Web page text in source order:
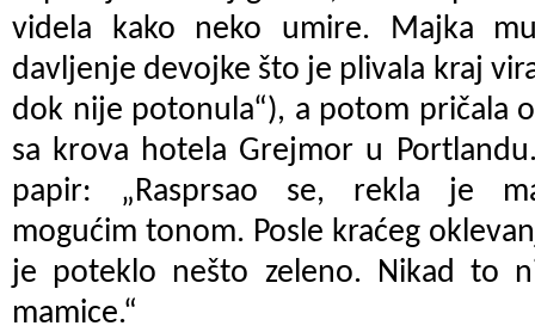
videla kako neko umire. Majka
davljenje devojke što je plivala kraj
dok nije potonula“), a potom pričala
sa krova hotela Grejmor u
papir: „Rasprsao se, rekla je
mogućim tonom. Posle kraćeg
je poteklo nešto zeleno. Nikad to
mamice.“